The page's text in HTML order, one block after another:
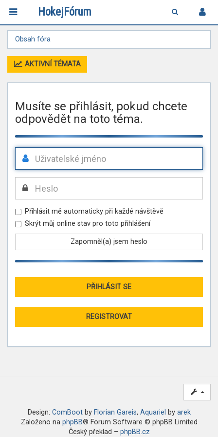
HokejFórum
Obsah fóra
AKTIVNÍ TÉMATA
Musíte se přihlásit, pokud chcete
odpovědět na toto téma.
Přihlásit mě automaticky při každé návštěvě
Skrýt můj online stav pro toto přihlášení
Zapomněl(a) jsem heslo
REGISTROVAT
Design: ComBootby Florian Gareis, Aquariel by arek
Založeno na phpBB® Forum Software © phpBB Limited
Český překlad – phpBB.cz